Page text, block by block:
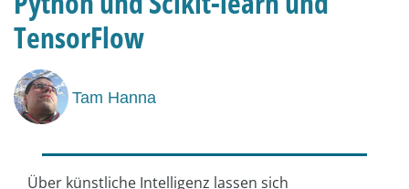
TensorFlow
Tam Hanna
Über künstliche Intelligenz lassen sich